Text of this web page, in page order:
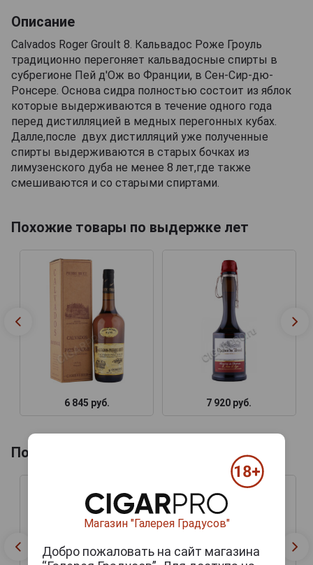
Описание
Calvados Roger Groult 8. Кальвадос Роже Гроуль
традиционно перегоняет кальвадосные спирты в
субрегионе Пей д'Ож во Франции, в Сен-Сир-дю-
Ронсере. Основа сидра полностью состоит из яблок
которые выдерживаются в течение одного года
перед дистилляцией в медных перегонных кубах.
Далле,после двух дистилляций уже полученные
спирты выдерживаются в старых бочках из
лимузенского дуба не менее 8 лет,где также
смешиваются и со старыми спиртами.
Похожие товары по выдержке лет
6 845 руб. 7 920 руб.
Похожие товары по году производства
Магазин "Галерея Градусов"
Добро пожаловать на сайт магазина